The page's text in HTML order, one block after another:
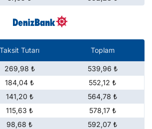
Taksit Tutarı Toplam
269,98 ₺
539,96 ₺
184,04 ₺
552,12 ₺
141,20 ₺
564,78 ₺
115,63 ₺
578,17 ₺
98,68 ₺ 592,07 ₺